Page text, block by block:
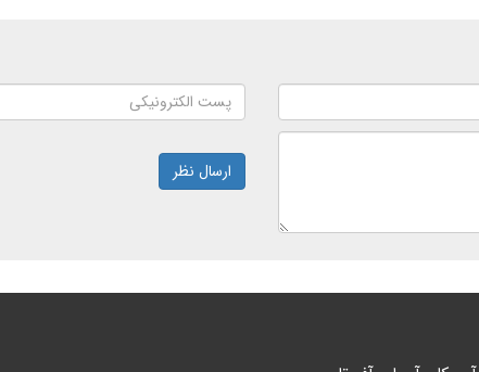
ارسال نظر